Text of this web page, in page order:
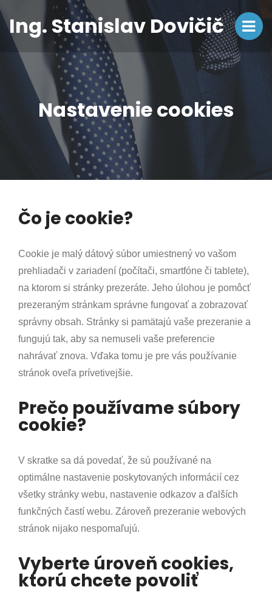
Ing. Stanislav Dovičič
Nastavenie cookies
Čo je cookie?
Cookie je malý dátový súbor umiestnený vo vašom
prehliadači v zariadení (počítači, smartfóne či tablete),
na ktorom si stránky prezeráte. Jeho úlohou je pomôcť
prezeraným stránkam správne fungovať a zobrazovať
správny obsah. Stránky si pamätajú vaše prezeranie a
fungujú tak, aby sa nemuseli vaše preferencie
nahrávať znova. Vďaka tomu je pre vás používanie
stránok oveľa prívetivejšie.
Prečo používame súbory
cookie?
V skratke sa dá povedať, že sú používané na
optimálne nastavenie poskytovaných informácií cez
všetky stránky webu, nastavenie odkazov a ďalších
funkčných častí webu. Zároveň prezeranie webových
stránok nijako nespomaľujú.
Vyberte úroveň cookies,
ktorú chcete povoliť